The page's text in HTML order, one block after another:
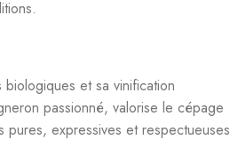
et sa vinification
passionné, valorise le cépage
expressives et respectueuses